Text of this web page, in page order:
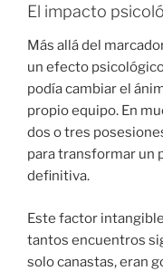
El impacto
Más allá del
un efecto
podía cambiar el
propio equipo. En
dos o tres
para transformar un
definitiva.
Este factor
tantos encuentros
solo canastas, eran